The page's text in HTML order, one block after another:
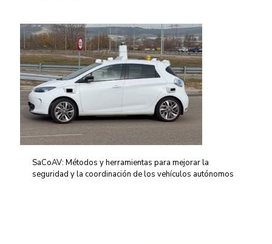
SaCoAV: Métodos y herramientas para mejorar la
seguridad y la coordinación de los vehículos autónomos